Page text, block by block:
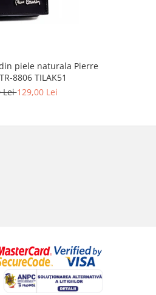
piele naturala Pierre
8806 TILAK51
Lei129,00 Lei